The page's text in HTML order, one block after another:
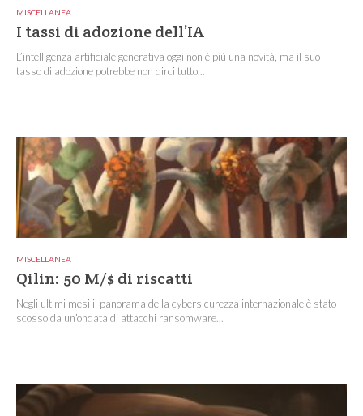
MISCELLANEA
I tassi di adozione dell’IA
L’intelligenza artificiale generativa oggi non è più una novità, ma il suo
tasso di adozione potrebbe non dirci tutto...
MISCELLANEA
Qilin: 50 M/$ di riscatti
Negli ultimi mesi il panorama della cybersicurezza internazionale è stato
scosso da un’ondata di attacchi ransomware...